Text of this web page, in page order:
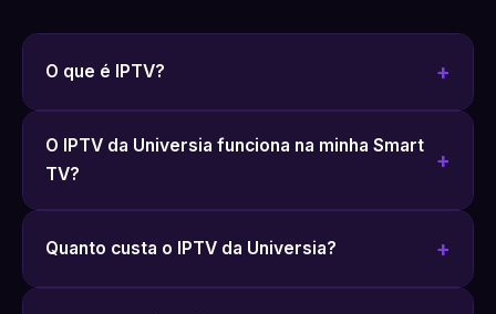
O que é IPTV?
O IPTV da Universia funciona na minha Smart
TV?
Quanto custa o IPTV da Universia?